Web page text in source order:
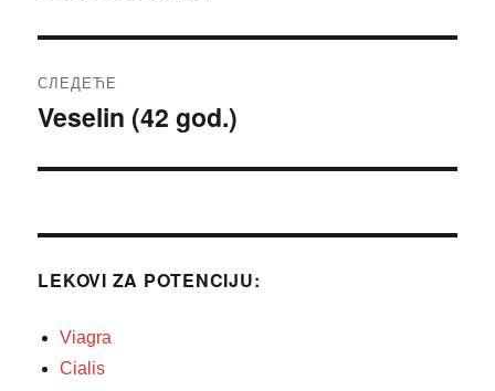
СЛЕДЕЋЕ
Следећи
Veselin (42 god.)
LEKOVI ZA POTENCIJU:
Viagra
Cialis